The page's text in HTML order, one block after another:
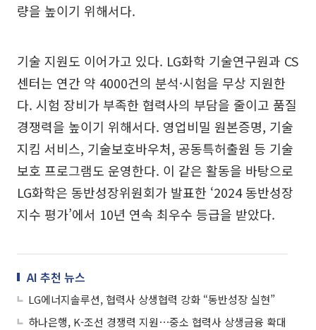
량을 높이기 위해서다.
기술 지원도 이어가고 있다. LG화학 기술연구원과 CS
센터는 연간 약 4000건의 분석·시험을 무상 지원한
다. 시험 장비가 부족한 협력사의 부담을 줄이고 품질
경쟁력을 높이기 위해서다. 영업비밀 원본증명, 기술
지킴 서비스, 기술보호바우처, 공동특허출원 등 기술
보호 프로그램도 운영한다. 이 같은 활동을 바탕으로
LG화학은 동반성장위원회가 발표한 ‘2024 동반성장
지수 평가’에서 10년 연속 최우수 등급을 받았다.
AI 추천 뉴스
LG에너지솔루션, 협력사 상생협력 강화 “동반성장 실현”
하나은행, K-조선 경쟁력 지원⋯중소 협력사 상생금융 확대